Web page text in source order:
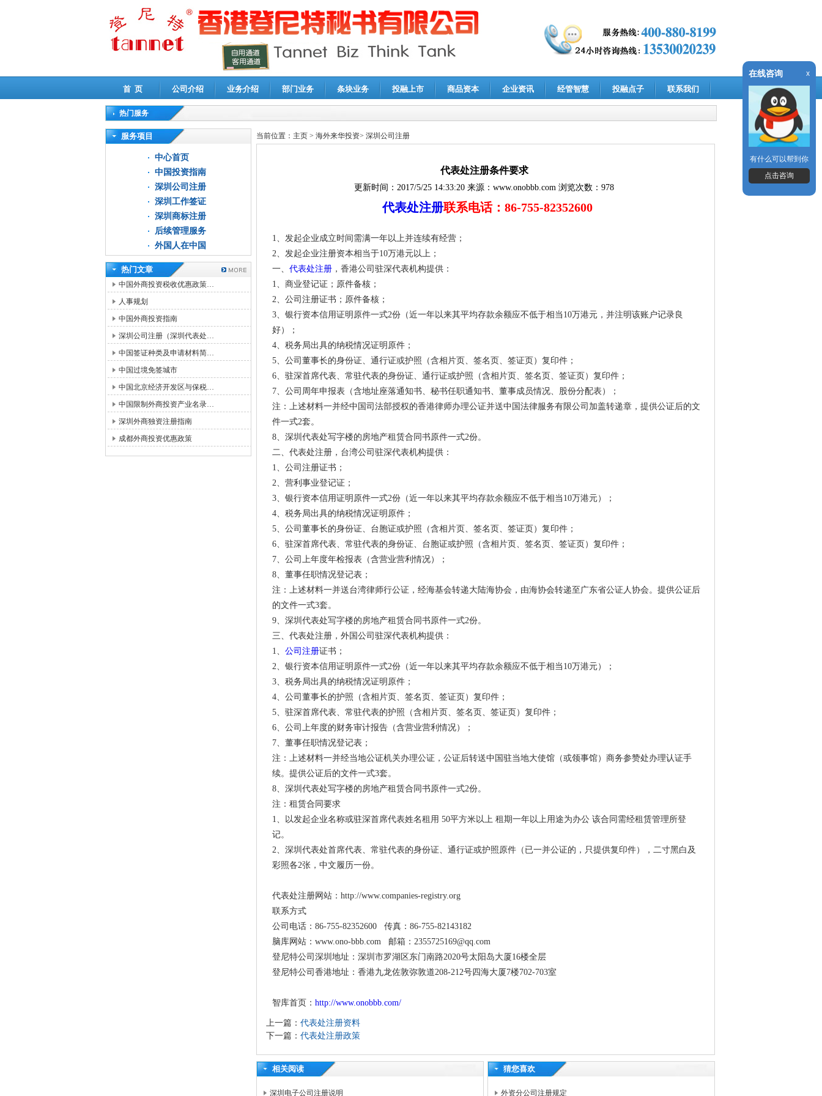
首 页 公司介绍 业务介绍 部门业务 条块业务 投融上市 商品资本 企业资讯 经管智慧 投融点子 联系我们
热门服务
高新技术企业认定审计|企业所得税汇算清缴申报鉴证
服务项目
中心首页
中国投资指南
深圳公司注册
深圳工作签证
深圳商标注册
后续管理服务
外国人在中国
热门文章
中国外商投资税收优惠政策…
人事规划
中国外商投资指南
深圳公司注册（深圳代表处…
中国签证种类及申请材料简…
中国过境免签城市
中国北京经济开发区与保税…
中国限制外商投资产业名录…
深圳外商独资注册指南
成都外商投资优惠政策
当前位置： 主页 > 海外来华投资> 深圳公司注册
代表处注册条件要求
更新时间： 2017/5/25 14:33:20 来源： www.onobbb.com 浏览次数：978
代表处注册联系电话：86-755-82352600
1、发起企业成立时间需满一年以上并连续有经营；
2、发起企业注册资本相当于10万港元以上；
一、 代表处注册 ，香港公司驻深代表机构提供：
1、商业登记证；原件备核；
2、公司注册证书；原件备核；
3、银行资本信用证明原件一式2份（近一年以来其平均存款余额应不低于相当10万港元，并注明该账户记录良
好）；
4、税务局出具的纳税情况证明原件；
5、公司董事长的身份证、通行证或护照（含相片页、签名页、签证页）复印件；
6、驻深首席代表、常驻代表的身份证、通行证或护照（含相片页、签名页、签证页）复印件；
7、公司周年申报表（含地址座落通知书、秘书任职通知书、董事成员情况、股份分配表）；
注：上述材料一并经中国司法部授权的香港律师办理公证并送中国法律服务有限公司加盖转递章，提供公证后的文
件一式2套。
8、深圳代表处写字楼的房地产租赁合同书原件一式2份。
二、代表处注册，台湾公司驻深代表机构提供：
1、公司注册证书；
2、营利事业登记证；
3、银行资本信用证明原件一式2份（近一年以来其平均存款余额应不低于相当10万港元）；
4、税务局出具的纳税情况证明原件；
5、公司董事长的身份证、台胞证或护照（含相片页、签名页、签证页）复印件；
6、驻深首席代表、常驻代表的身份证、台胞证或护照（含相片页、签名页、签证页）复印件；
7、公司上年度年检报表（含营业营利情况）；
8、董事任职情况登记表；
注：上述材料一并送台湾律师行公证，经海基会转递大陆海协会，由海协会转递至广东省公证人协会。提供公证后
的文件一式3套。
9、深圳代表处写字楼的房地产租赁合同书原件一式2份。
三、代表处注册，外国公司驻深代表机构提供：
1、 公司注册证书；
2、银行资本信用证明原件一式2份（近一年以来其平均存款余额应不低于相当10万港元）；
3、税务局出具的纳税情况证明原件；
4、公司董事长的护照（含相片页、签名页、签证页）复印件；
5、驻深首席代表、常驻代表的护照（含相片页、签名页、签证页）复印件；
6、公司上年度的财务审计报告（含营业营利情况）；
7、董事任职情况登记表；
注：上述材料一并经当地公证机关办理公证，公证后转送中国驻当地大使馆（或领事馆）商务参赞处办理认证手
续。提供公证后的文件一式3套。
8、深圳代表处写字楼的房地产租赁合同书原件一式2份。
注：租赁合同要求
1、以发起企业名称或驻深首席代表姓名租用 50平方米以上 租期一年以上用途为办公 该合同需经租赁管理所登
记。
2、深圳代表处首席代表、常驻代表的身份证、通行证或护照原件（已一并公证的，只提供复印件），二寸黑白及
彩照各2张，中文履历一份。
代表处注册网站：http://www.companies-registry.org
联系方式
公司电话：86-755-82352600 传真：86-755-82143182
脑库网站：www.ono-bbb.com 邮箱：2355725169@qq.com
登尼特公司深圳地址：深圳市罗湖区东门南路2020号太阳岛大厦16楼全层
登尼特公司香港地址：香港九龙佐敦弥敦道208-212号四海大厦7楼702-703室
智库首页： http://www.onobbb.com/
上一篇： 代表处注册资料
下一篇： 代表处注册政策
相关阅读
深圳电子公司注册说明
猜您喜欢
外资分公司注册规定
在线咨询 x
有什么可以帮到你
点击咨询